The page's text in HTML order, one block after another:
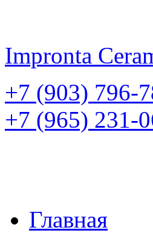
Impronta
+7 (903) 796-
+7 (965) 231-
Главная